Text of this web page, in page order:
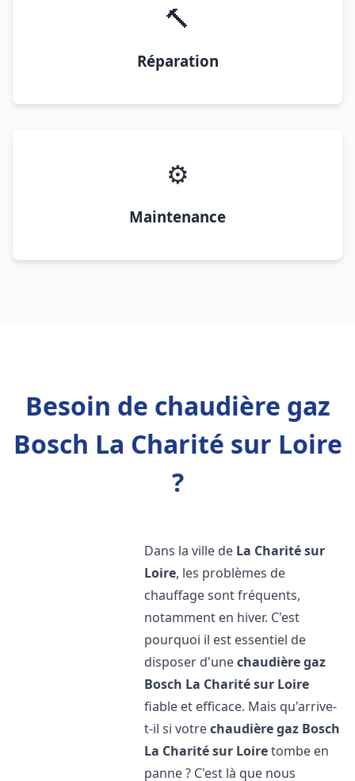
🔨
Réparation
⚙️
Maintenance
Besoin de chaudière gaz
Bosch La Charité sur Loire
?
Dans la ville de La Charité sur
Loire, les problèmes de
chauffage sont fréquents,
notamment en hiver. C'est
pourquoi il est essentiel de
disposer d'unechaudière gaz
Bosch La Charité sur Loire
fiable et efficace. Mais qu'arrive-
t-il si votrechaudière gaz Bosch
La Charité sur Loiretombe en
panne ? C'est là que nous